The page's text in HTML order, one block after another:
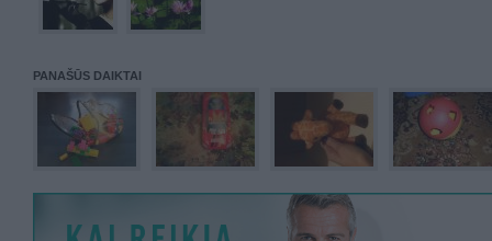
PANAŠŪS DAIKTAI